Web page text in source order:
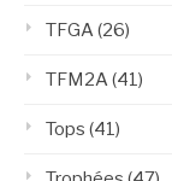
TFGA(26)
TFM2A(41)
Tops (41)